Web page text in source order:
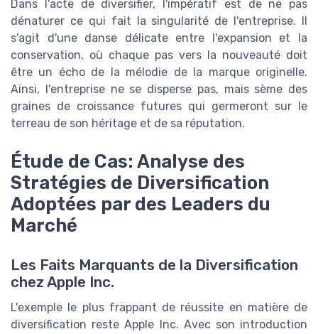
Dans l'acte de diversifier, l'impératif est de ne pas
dénaturer ce qui fait la singularité de l'entreprise. Il
s'agit d'une danse délicate entre l'expansion et la
conservation, où chaque pas vers la nouveauté doit
être un écho de la mélodie de la marque originelle.
Ainsi, l'entreprise ne se disperse pas, mais sème des
graines de croissance futures qui germeront sur le
terreau de son héritage et de sa réputation.
Étude de Cas: Analyse des
Stratégies de Diversification
Adoptées par des Leaders du
Marché
Les Faits Marquants de la Diversification
chez Apple Inc.
L'exemple le plus frappant de réussite en matière de
diversification reste Apple Inc. Avec son introduction